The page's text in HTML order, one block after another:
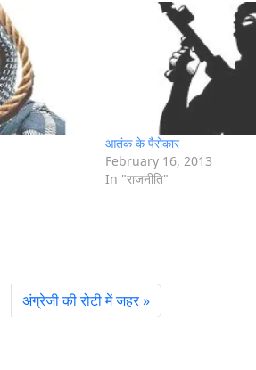
आतंक के पैरोकार
February 16, 2013
In "राजनीति"
अंग्रेजी की रोटी में जहर